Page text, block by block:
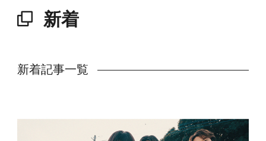
新着
新着記事一覧